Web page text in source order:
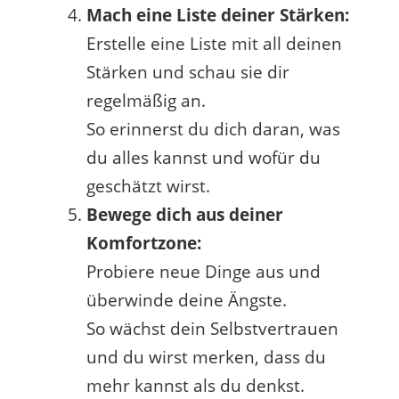
Mach eine Liste deiner Stärken:
Erstelle eine Liste mit all deinen
Stärken und schau sie dir
regelmäßig an.
So erinnerst du dich daran, was
du alles kannst und wofür du
geschätzt wirst.
Bewege dich aus deiner
Komfortzone:
Probiere neue Dinge aus und
überwinde deine Ängste.
So wächst dein Selbstvertrauen
und du wirst merken, dass du
mehr kannst als du denkst.